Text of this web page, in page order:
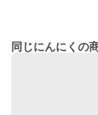
同じにんにくの